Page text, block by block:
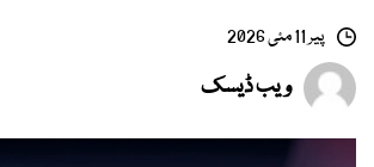
پیر 11 مئی 2026
ویب ڈیسک